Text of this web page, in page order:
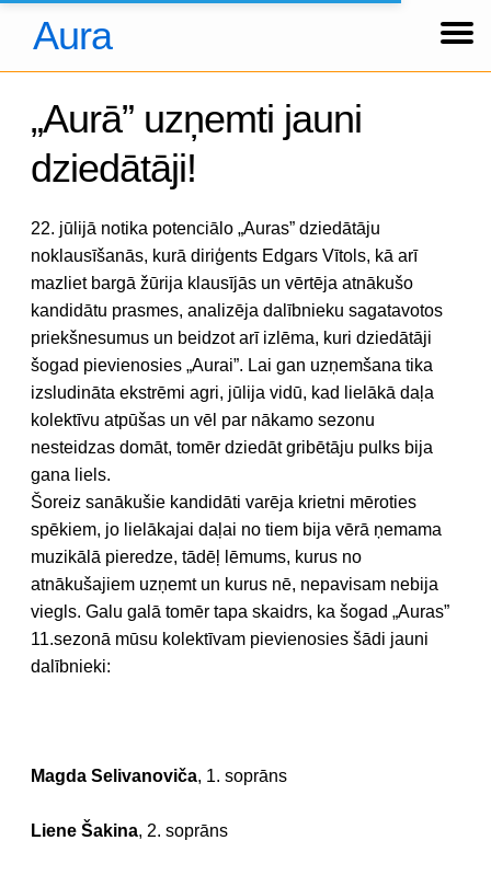
Aura
„Aurā” uzņemti jauni
dziedātāji!
22. jūlijā notika potenciālo „Auras” dziedātāju
noklausīšanās, kurā diriģents Edgars Vītols, kā arī
mazliet bargā žūrija klausījās un vērtēja atnākušo
kandidātu prasmes, analizēja dalībnieku sagatavotos
priekšnesumus un beidzot arī izlēma, kuri dziedātāji
šogad pievienosies „Aurai”. Lai gan uzņemšana tika
izsludināta ekstrēmi agri, jūlija vidū, kad lielākā daļa
kolektīvu atpūšas un vēl par nākamo sezonu
nesteidzas domāt, tomēr dziedāt gribētāju pulks bija
gana liels.
Šoreiz sanākušie kandidāti varēja krietni mēroties
spēkiem, jo lielākajai daļai no tiem bija vērā ņemama
muzikālā pieredze, tādēļ lēmums, kurus no
atnākušajiem uzņemt un kurus nē, nepavisam nebija
viegls. Galu galā tomēr tapa skaidrs, ka šogad „Auras”
11.sezonā mūsu kolektīvam pievienosies šādi jauni
dalībnieki:
Magda Selivanoviča, 1. soprāns
Liene Šakina, 2. soprāns